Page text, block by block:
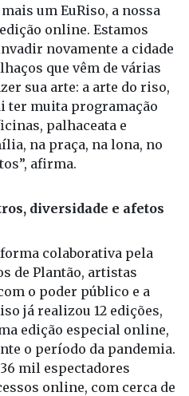
um EuRiso, a nossa
online. Estamos
novamente a cidade
que vêm de várias
sua arte: a arte do riso,
ter muita programação
palhaceata e
na praça, na lona, no
afirma.
diversidade e afetos
forma colaborativa pela
de Plantão, artistas
o poder público e a
já realizou 12 edições,
edição especial online,
o período da pandemia.
mil espectadores
online, com cerca de